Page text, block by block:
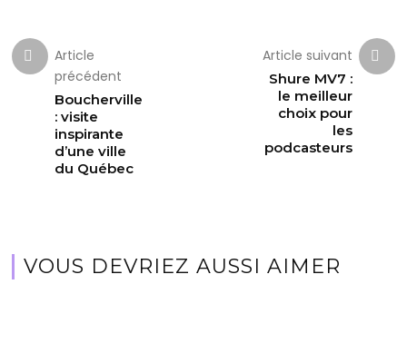
Article
précédent
Boucherville
: visite
inspirante
d’une ville
du Québec
Article suivant
Shure MV7 :
le meilleur
choix pour
les
podcasteurs
VOUS DEVRIEZ AUSSI AIMER